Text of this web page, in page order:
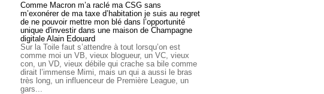
Comme Macron m’a raclé ma CSG sans
m’exonérer de ma taxe d’habitation je suis au regret
de ne pouvoir mettre mon blé dans l’opportunité
unique d'investir dans une maison de Champagne
digitale Alain Edouard
Sur la Toile faut s’attendre à tout lorsqu’on est
comme moi un VB, vieux blogueur, un VC, vieux
con, un VD, vieux débile qui crache sa bile comme
dirait l’immense Mimi, mais un qui a aussi le bras
très long, un influenceur de Première League, un
gars...